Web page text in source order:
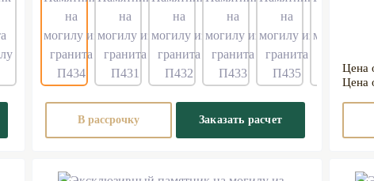
В рассрочку Заказать расчет